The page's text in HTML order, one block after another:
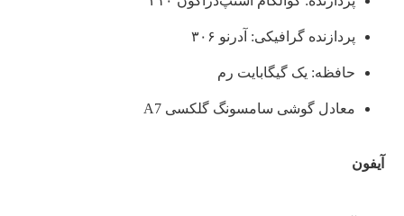
پردازنده گرافیکی: آدرنو ۳۰۶
حافظه: یک گیگابایت رم
معادل گوشی سامسونگ گلکسی A7
آیفون